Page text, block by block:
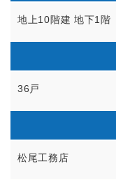
地上10階建 地下1階
36戸
松尾工務店